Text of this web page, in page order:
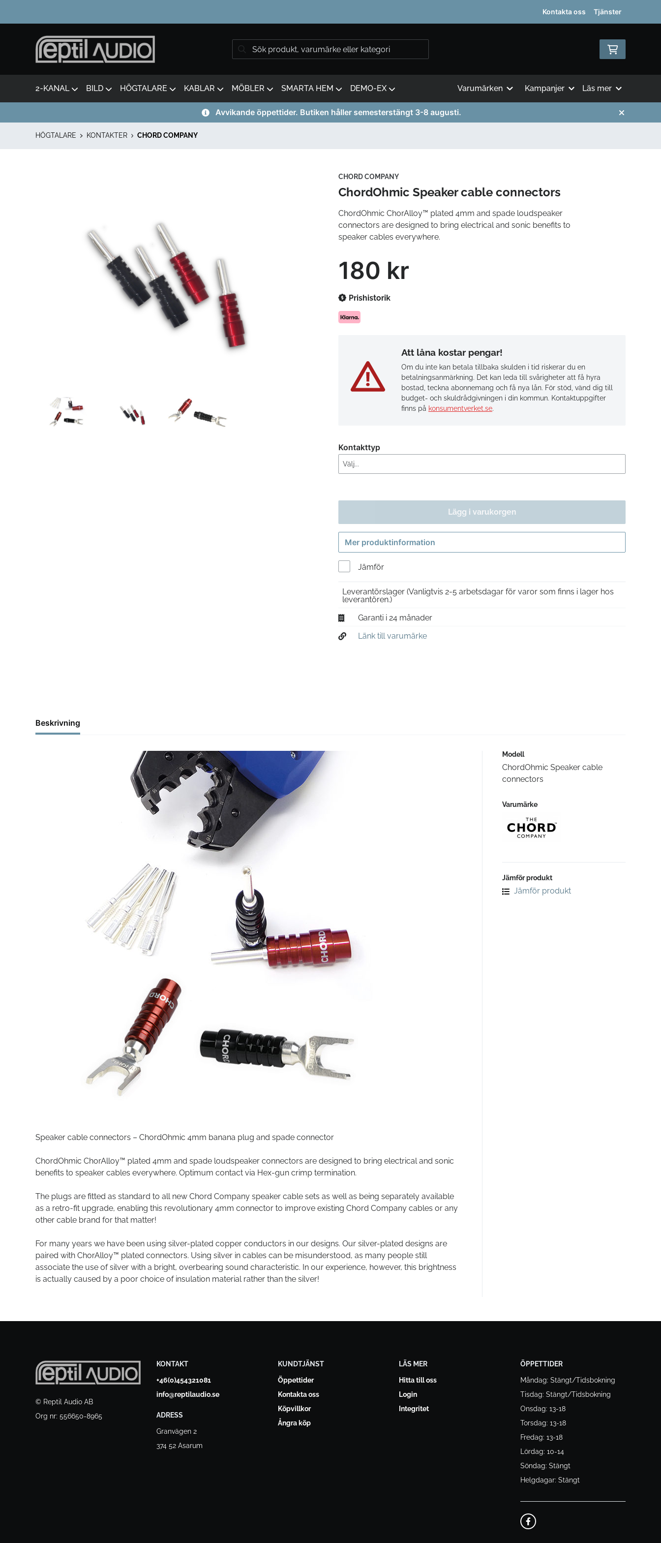
Kontakta oss Tjänster
2-KANAL BILD HÖGTALARE KABLAR MÖBLER SMARTA HEM DEMO-EX Varumärken Kampanjer Läs mer
Avvikande öppettider. Butiken håller semesterstängt 3-8 augusti.
HÖGTALARE KONTAKTER CHORD COMPANY
CHORD COMPANY
ChordOhmic Speaker cable connectors
ChordOhmic ChorAlloy™ plated 4mm and spade loudspeaker
connectors are designed to bring electrical and sonic benefits to
speaker cables everywhere.
180 kr
Prishistorik
Att låna kostar pengar!
Om du inte kan betala tillbaka skulden i tid riskerar du en
betalningsanmärkning. Det kan leda till svårigheter att få hyra
bostad, teckna abonnemang och få nya lån. För stöd, vänd dig till
budget- och skuldrådgivningen i din kommun. Kontaktuppgifter
finns på konsumentverket.se.
Kontakttyp
Lägg i varukorgen
Mer produktinformation
Jämför
Leverantörslager (Vanligtvis 2-5 arbetsdagar för varor som finns i lager hos
leverantören.)
Garanti i 24 månader
Länk till varumärke
Beskrivning
Speaker cable connectors – ChordOhmic 4mm banana plug and spade connector
ChordOhmic ChorAlloy™ plated 4mm and spade loudspeaker connectors are designed to bring electrical and sonic
benefits to speaker cables everywhere. Optimum contact via Hex-gun crimp termination.
The plugs are fitted as standard to all new Chord Company speaker cable sets as well as being separately available
as a retro-fit upgrade, enabling this revolutionary 4mm connector to improve existing Chord Company cables or any
other cable brand for that matter!
For many years we have been using silver-plated copper conductors in our designs. Our silver-plated designs are
paired with ChorAlloy™ plated connectors. Using silver in cables can be misunderstood, as many people still
associate the use of silver with a bright, overbearing sound characteristic. In our experience, however, this brightness
is actually caused by a poor choice of insulation material rather than the silver!
Modell
ChordOhmic Speaker cable
connectors
Varumärke
Jämför produkt
Jämför produkt
© Reptil Audio AB
Org nr: 556650-8965
KONTAKT
+46(0)454321081
info@reptilaudio.se
ADRESS
Granvägen 2
374 52 Asarum
KUNDTJÄNST
Öppettider
Kontakta oss
Köpvillkor
Ångra köp
LÄS MER
Hitta till oss
Login
Integritet
ÖPPETTIDER
Måndag: Stängt/Tidsbokning
Tisdag: Stängt/Tidsbokning
Onsdag: 13-18
Torsdag: 13-18
Fredag: 13-18
Lördag: 10-14
Söndag: Stängt
Helgdagar: Stängt